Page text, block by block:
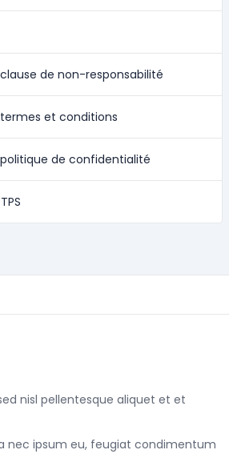
de non-responsabilité
et conditions
de confidentialité
nisl pellentesque aliquet et et
nec ipsum eu, feugiat condimentum